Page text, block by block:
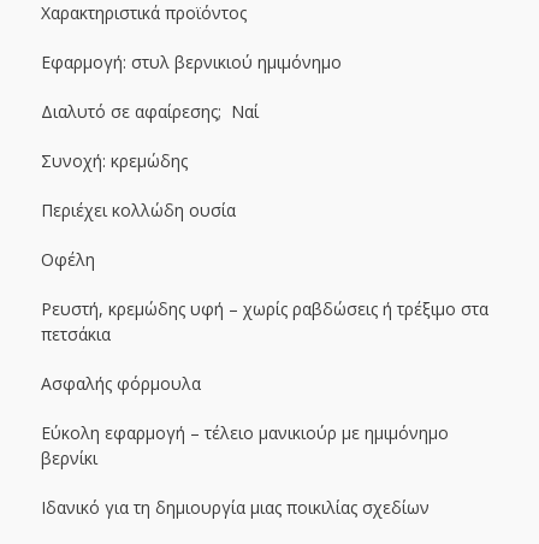
Χαρακτηριστικά προϊόντος
Εφαρμογή: στυλ βερνικιού ημιμόνημο
Διαλυτό σε αφαίρεσης; Ναί
Συνοχή: κρεμώδης
Περιέχει κολλώδη ουσία
Οφέλη
Ρευστή, κρεμώδης υφή – χωρίς ραβδώσεις ή τρέξιμο στα
πετσάκια
Ασφαλής φόρμουλα
Εύκολη εφαρμογή – τέλειο μανικιούρ με ημιμόνημο
βερνίκι
Ιδανικό για τη δημιουργία μιας ποικιλίας σχεδίων